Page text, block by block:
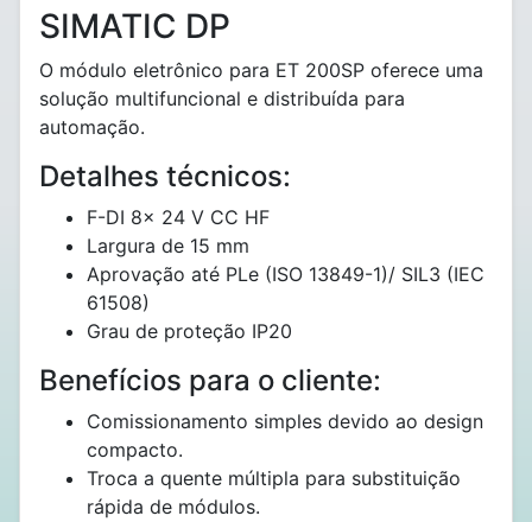
SIMATIC DP
O módulo eletrônico para ET 200SP oferece uma
solução multifuncional e distribuída para
automação.
Detalhes técnicos:
F-DI 8x 24 V CC HF
Largura de 15 mm
Aprovação até PLe (ISO 13849-1)/ SIL3 (IEC
61508)
Grau de proteção IP20
Benefícios para o cliente:
Comissionamento simples devido ao design
compacto.
Troca a quente múltipla para substituição
rápida de módulos.